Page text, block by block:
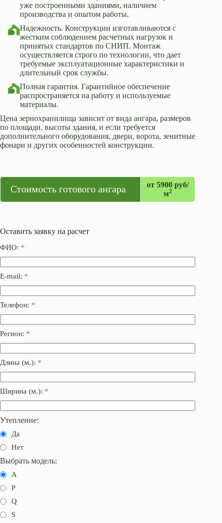
уже построенными зданиями, наличием
производства и опытом работы.
Надежность. Конструкции изготавливаются с
жестким соблюдением расчетных нагрузок и
принятых стандартов по СНИП. Монтаж
осуществляется строго по технологии, что дает
требуемые эксплуатационные характеристики и
длительный срок службы.
Полная гарантия. Гарантийное обеспечение
распространяется на работу и используемые
материалы.
Цена зернохранилища зависит от вида ангара, размеров
по площади, высоты здания, и если требуется
дополнительного оборудования, двери, ворота, зенитные
фонари и других особенностей конструкции.
Стоимость готового ангара
от 5900 руб/
м2
Оставить заявку на расчет
ФИО: *
E-mail: *
Телефон: *
Регион: *
Длина (м.): *
Ширина (м.): *
Утепление:
Да
Нет
Выбрать модель:
A
P
Q
S